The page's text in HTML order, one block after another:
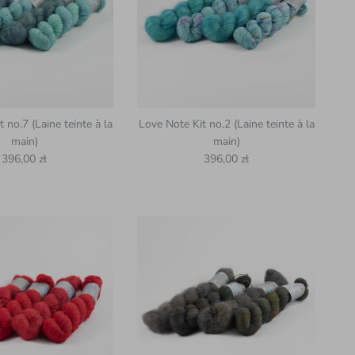
no.7 (Laine teinte à la
main)
Prix habituel
396,00 zł
Love Note Kit no.2 (Laine teinte à la
main)
Prix habituel
396,00 zł